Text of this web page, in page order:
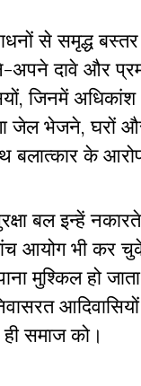
से समृद्ध
अपने दावे और
जिनमें अधिकांश
जेल भेजने,
के
बल इन्हें
जांच आयोग भी
मुश्किल हो
समाज को।